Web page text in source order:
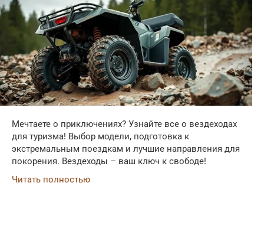
Мечтаете о приключениях? Узнайте все о вездеходах
для туризма! Выбор модели, подготовка к
экстремальным поездкам и лучшие направления для
покорения. Вездеходы – ваш ключ к свободе!
Читать полностью